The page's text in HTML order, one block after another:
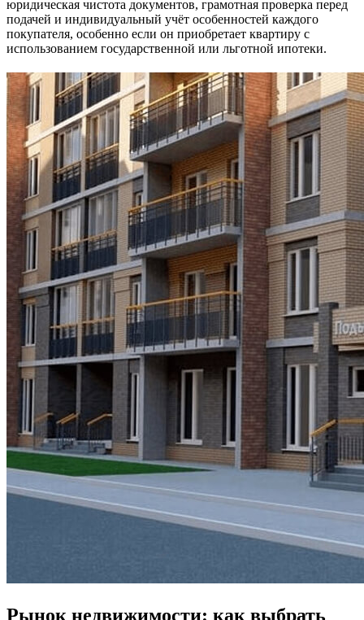
юридическая чистота документов, грамотная проверка перед
подачей и индивидуальный учёт особенностей каждого
покупателя, особенно если он приобретает квартиру с
использованием государственной или льготной ипотеки.
Рынок недвижимости: как выбрать